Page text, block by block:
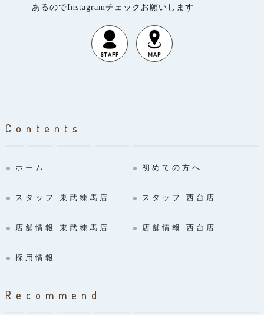
あるのでInstagramチェックお願いします
Contents
ホーム 初めての方へ
スタッフ 東武練馬店 スタッフ 西台店
店舗情報 東武練馬店 店舗情報 西台店
採用情報
Recommend